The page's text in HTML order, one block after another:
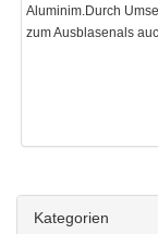
Aluminim.Durch
zum Ausblasenals
Kategorien